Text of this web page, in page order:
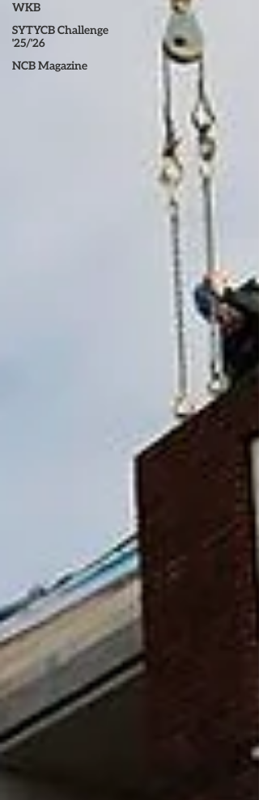
WKB
SYTYCB Challenge
'25/'26
NCB Magazine